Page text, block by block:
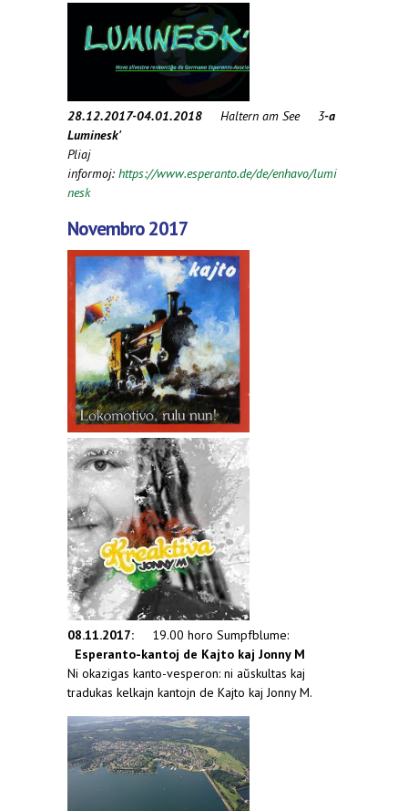
28.12.2017-04.01.2018 Haltern am See 3-a
Luminesk'
Pliaj
informoj: https://www.esperanto.de/de/enhavo/lumi
nesk
Novembro 2017
08.11.2017: 19.00 horo Sumpfblume:
Esperanto-kantoj de Kajto kaj Jonny M
Ni okazigas kanto-vesperon: ni aŭskultas kaj
tradukas kelkajn kantojn de Kajto kaj Jonny M.